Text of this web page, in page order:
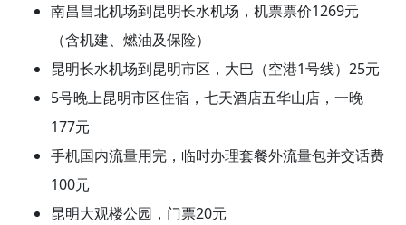
南昌昌北机场到昆明长水机场，机票票价1269元
（含机建、燃油及保险）
昆明长水机场到昆明市区，大巴（空港1号线）25元
5号晚上昆明市区住宿，七天酒店五华山店，一晚
177元
手机国内流量用完，临时办理套餐外流量包并交话费
100元
昆明大观楼公园，门票20元